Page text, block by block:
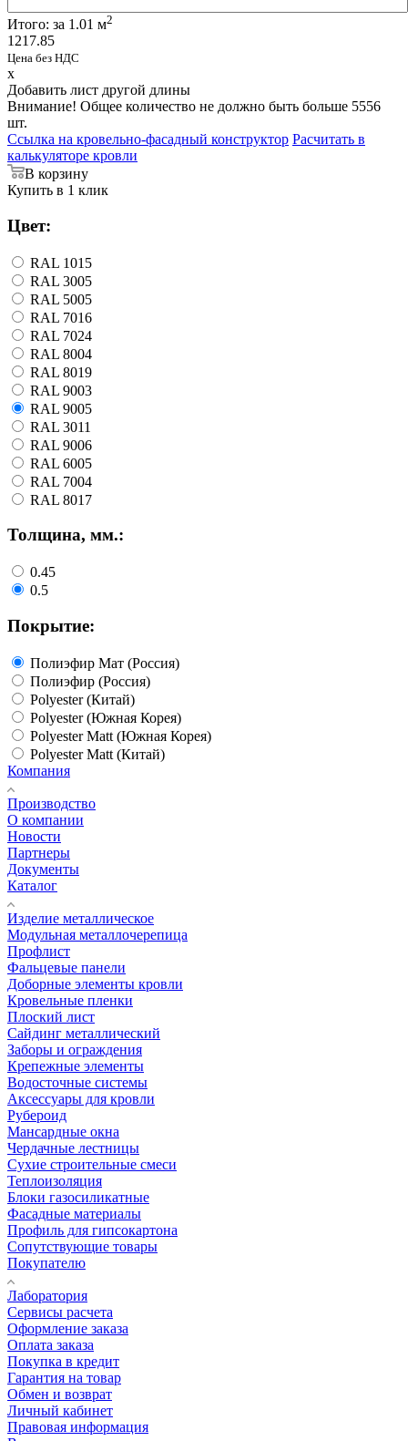
Итого: за 1.01 м2
1217.85
Цена без НДС
x
Добавить лист другой длины
Внимание! Общее количество не должно быть больше 5556
шт.
Ссылка на кровельно-фасадный конструктор Расчитать в
калькуляторе кровли
В корзину
Купить в 1 клик
Цвет:
RAL 1015
RAL 3005
RAL 5005
RAL 7016
RAL 7024
RAL 8004
RAL 8019
RAL 9003
RAL 9005
RAL 3011
RAL 9006
RAL 6005
RAL 7004
RAL 8017
Толщина, мм.:
0.45
0.5
Покрытие:
Полиэфир Мат (Россия)
Полиэфир (Россия)
Polyester (Китай)
Polyester (Южная Корея)
Polyester Matt (Южная Корея)
Polyester Matt (Китай)
Компания
Производство
О компании
Новости
Партнеры
Документы
Каталог
Изделие металлическое
Модульная металлочерепица
Профлист
Фальцевые панели
Доборные элементы кровли
Кровельные пленки
Плоский лист
Сайдинг металлический
Заборы и ограждения
Крепежные элементы
Водосточные системы
Аксессуары для кровли
Рубероид
Мансардные окна
Чердачные лестницы
Сухие строительные смеси
Теплоизоляция
Блоки газосиликатные
Фасадные материалы
Профиль для гипсокартона
Сопутствующие товары
Покупателю
Лаборатория
Сервисы расчета
Оформление заказа
Оплата заказа
Покупка в кредит
Гарантия на товар
Обмен и возврат
Личный кабинет
Правовая информация